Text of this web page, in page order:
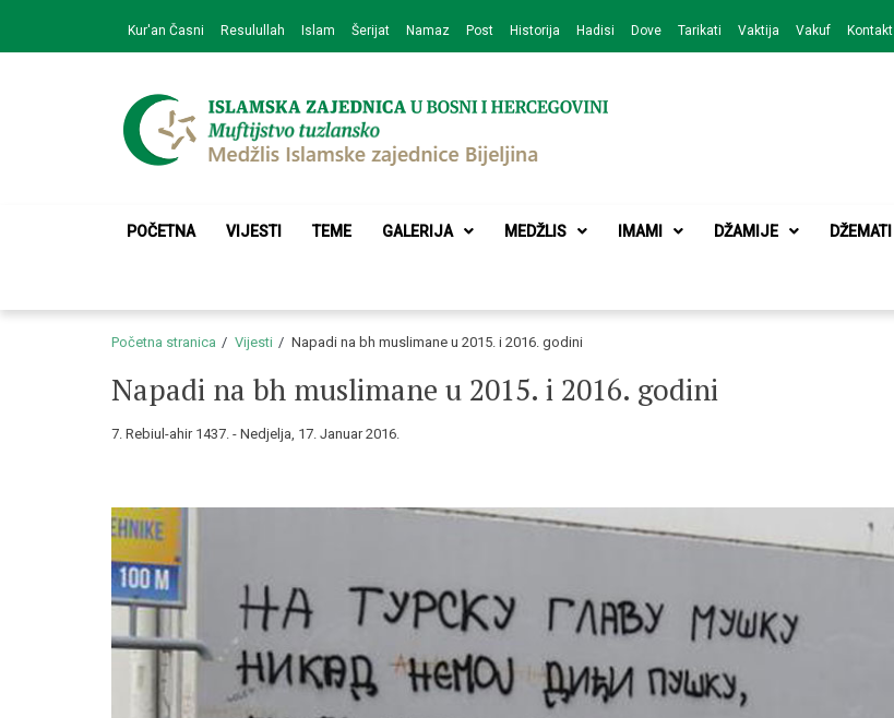
navigation
content
Kur'an Časni Resulullah Islam Šerijat Namaz Post Historija Hadisi Dove Tarikati Vaktija Vakuf Kontakt
Medžlis Islamske zajednice Bijeljina
POČETNA VIJESTI TEME GALERIJA MEDŽLIS IMAMI DŽAMIJE DŽEMATI
Početna stranica Vijesti Napadi na bh muslimane u 2015. i 2016. godini
Napadi na bh muslimane u 2015. i 2016. godini
7. Rebiul-ahir 1437. - Nedjelja, 17. Januar 2016.